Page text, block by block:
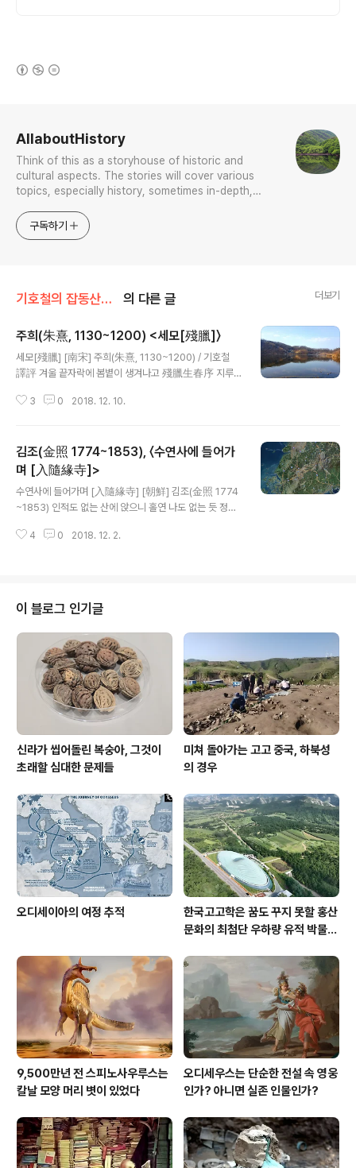
AllaboutHistory
Think of this as a storyhouse of historic and
cultural aspects. The stories will cover various
topics, especially history, sometimes in-depth,
approach will be to resist any common sense or
generalized viewpoint
구독하기
기호철의 잡동산이雜同散異 의 다른 글 더보기
주희(朱熹, 1130~1200) <세모[殘臘]〉
세모[殘臘] [南宋] 주희(朱熹, 1130~1200) / 기호철
譯評 겨울 끝자락에 봄볕이 생겨나고 殘臘生春序 지루
뜻한 꽃 피우고 小紅敷艶萼 갖가지 신록이 해묵은 풀 덮
가에서는 봄농사 때 닥쳐오니 農家向東作 온갖 일들이 사
립문에 모여드네 百事集柴門 《주자대전》 권1에 수록된
시다. 연말에 봄이 다가오는 농촌을 담담하게 읊은 시이다.
3행 소홍(小紅)은 연분홍빛 꽃망울을 이르는 말이다. 6행
혼(渾)은 큰 물줄기가 흐르는 의성어이다.
3 0 2018. 12. 10.
김조(金照 1774~1853), 〈수연사에 들어가
며 [入隨緣寺]>
수연사에 들어가며 [入隨緣寺] [朝鮮] 김조(金照 1774
~1853) 인적도 없는 산에 앉으니 홀연 나도 없는 듯 정신
매미 울지 않아 적막하고 하늘 높이 떠가는 기러기는 홀로
라고 손짓하네 空山坐我忽如無, 神倦抛書夢五湖. 落
日歸來蟬寂寞, 長天浮去鴈高孤. 虛窓日暎金丹訣,
破壁花生水墨圖. 此去東溪東數里, 君詩有得手相
呼. 수연사(隨緣寺)는 전라남도 장성군 영축산(靈鷲山)
에 있던 유서 깊은 사찰이며 수연사가 있으므로 그 산을 수
연산(隨緣山)으로 일컫기도 한다. 水蓮寺(수련사), 秀蓮
寺(수련사..
4 0 2018. 12. 2.
이 블로그 인기글
신라가 씹어돌린 복숭아, 그것이
초래할 심대한 문제들
미쳐 돌아가는 고고 중국, 하북성
의 경우
오디세이아의 여정 추적
한국고고학은 꿈도 꾸지 못할 홍산
문화의 최첨단 우하량 유적 박물관
9,500만년 전 스피노사우루스는
칼날 모양 머리 볏이 있었다
오디세우스는 단순한 전설 속 영웅
인가? 아니면 실존 인물인가?